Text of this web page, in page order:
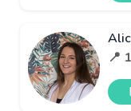
📍